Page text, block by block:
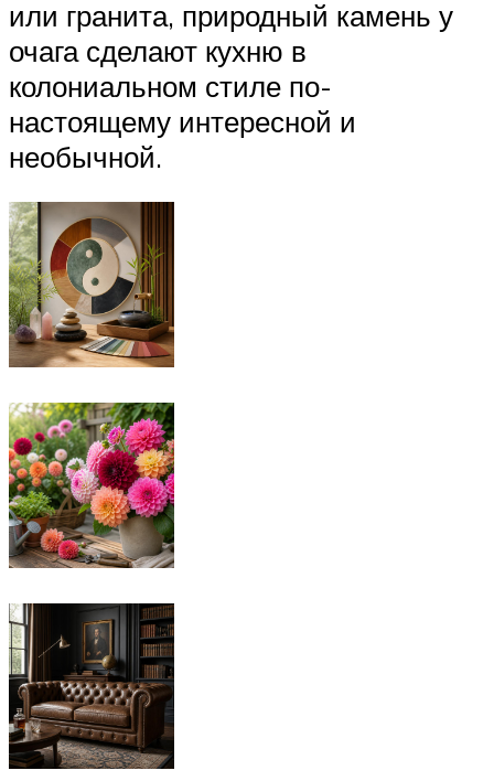
или гранита, природный камень у
очага сделают кухню в
колониальном стиле по-
настоящему интересной и
необычной.